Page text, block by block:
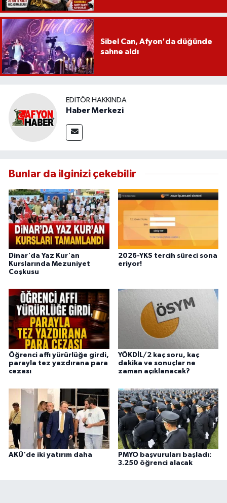
Sibel Can, Afyon'da düğünde
sahne aldı
EDITÖR HAKKINDA
Haber Merkezi
Bunlar da ilginizi çekebilir
Dinar'da Yaz Kur'an
Kurslarında Mezuniyet
Coşkusu
2026-YKS tercih süreci sona
eriyor!
Öğrenci affı yürürlüğe girdi,
parayla tez yazdırana para
cezası
YÖKDİL/2 kaç soru, kaç
dakika ve sonuçlar ne
zaman açıklanacak?
AKÜ'de iki yatırım daha
PMYO başvuruları başladı:
3.250 öğrenci alacak